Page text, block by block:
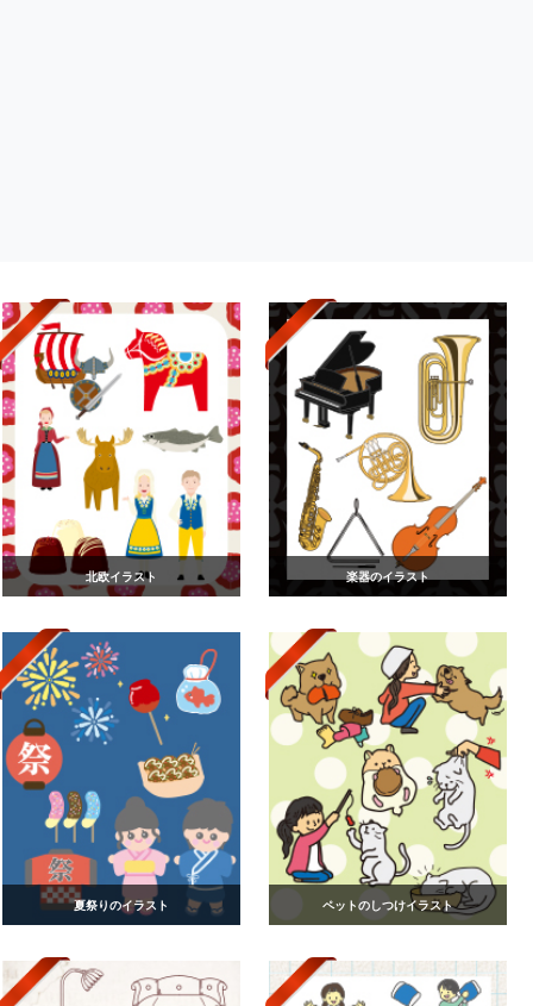
北欧イラスト 楽器のイラスト
夏祭りのイラスト ペットのしつけイラスト